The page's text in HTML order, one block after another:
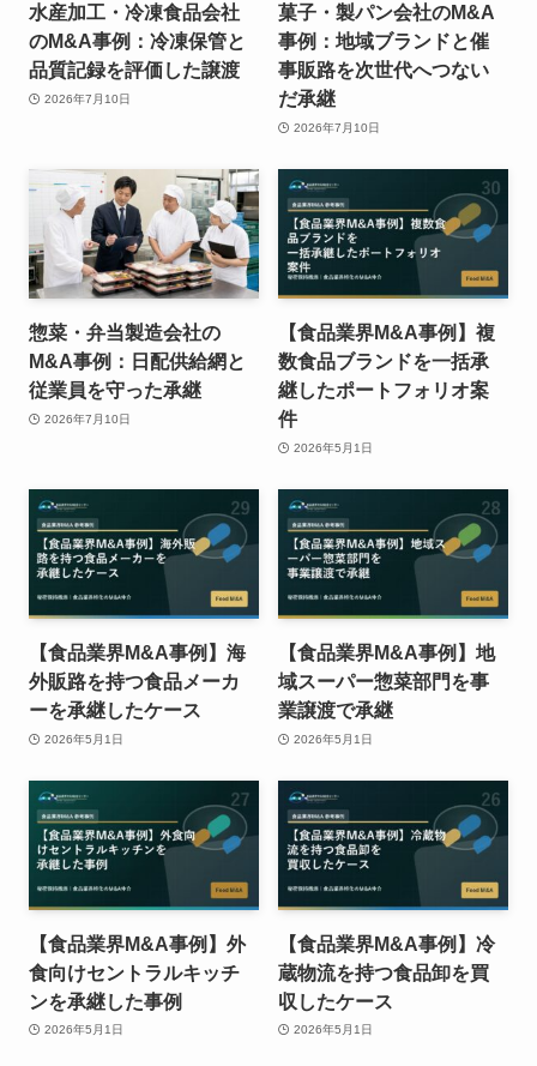
水産加工・冷凍食品会社
のM&A事例：冷凍保管と
品質記録を評価した譲渡
2026年7月10日
菓子・製パン会社のM&A
事例：地域ブランドと催
事販路を次世代へつない
だ承継
2026年7月10日
惣菜・弁当製造会社の
M&A事例：日配供給網と
従業員を守った承継
2026年7月10日
【食品業界M&A事例】複
数食品ブランドを一括承
継したポートフォリオ案
件
2026年5月1日
【食品業界M&A事例】海
外販路を持つ食品メーカ
ーを承継したケース
2026年5月1日
【食品業界M&A事例】地
域スーパー惣菜部門を事
業譲渡で承継
2026年5月1日
【食品業界M&A事例】外
食向けセントラルキッチ
ンを承継した事例
2026年5月1日
【食品業界M&A事例】冷
蔵物流を持つ食品卸を買
収したケース
2026年5月1日